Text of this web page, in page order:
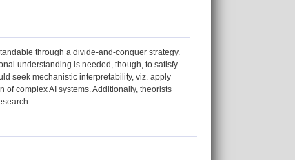
through a divide-and-conquer strategy.
understanding is needed, though, to satisfy
seek mechanistic interpretability, viz. apply
complex AI systems. Additionally, theorists